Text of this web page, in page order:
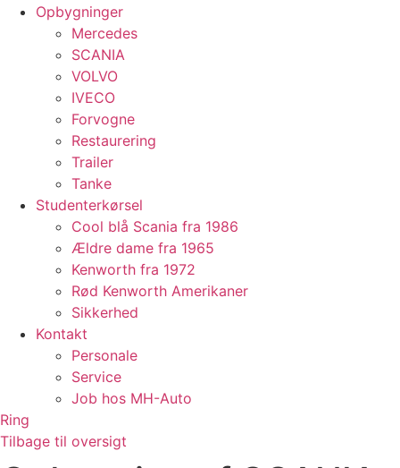
Opbygninger
Mercedes
SCANIA
VOLVO
IVECO
Forvogne
Restaurering
Trailer
Tanke
Studenterkørsel
Cool blå Scania fra 1986
Ældre dame fra 1965
Kenworth fra 1972
Rød Kenworth Amerikaner
Sikkerhed
Kontakt
Personale
Service
Job hos MH-Auto
Ring
Tilbage til oversigt